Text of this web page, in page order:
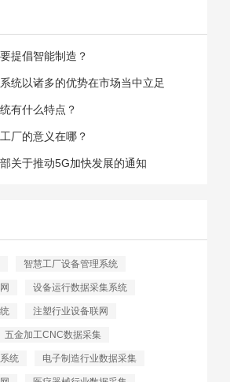
提倡智能制造？
统以诸多的优势在市场当中立足
有什么特点？
厂的意义在哪？
关于推动5G加快发展的通知
智慧工厂设备管理系统
设备运行数据采集系统
注塑行业设备联网
五金加工CNC数据采集
统 电子制造行业数据采集